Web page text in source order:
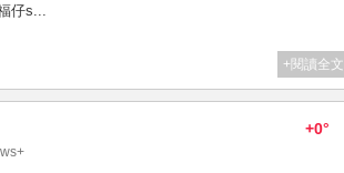
仔s...
+閱讀全文
+0°